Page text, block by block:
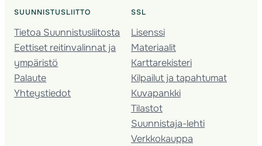
SUUNNISTUSLIITTO
Tietoa Suunnistusliitosta
Eettiset reitinvalinnat ja
ympäristö
Palaute
Yhteystiedot
SSL
Lisenssi
Materiaalit
Karttarekisteri
Kilpailut ja tapahtumat
Kuvapankki
Tilastot
Suunnistaja-lehti
Verkkokauppa